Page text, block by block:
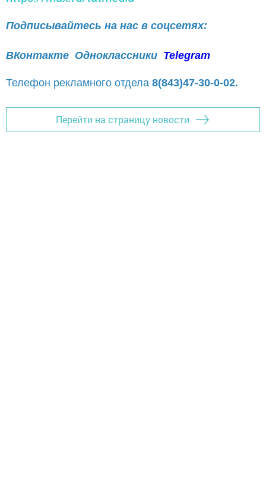
Подписывайтесь на нас в соцсетях:
ВКонтакте Одноклассники Telegram
Телефон рекламного отдела 8(843)47-30-0-02.
Перейти на страницу новости